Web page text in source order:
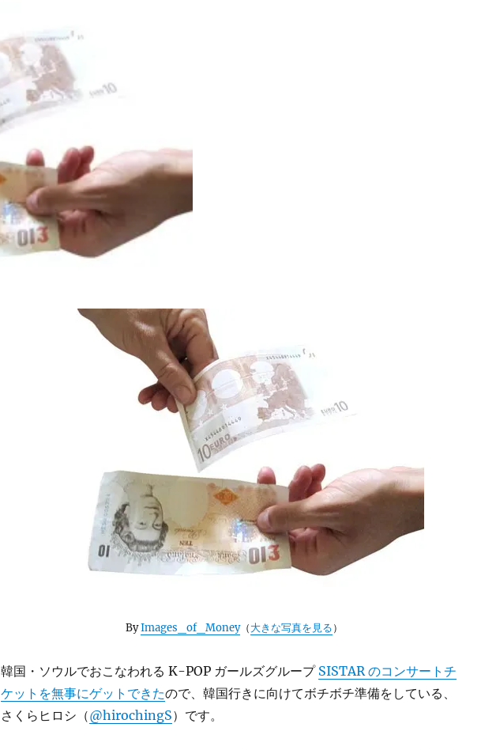
ByImages_of_Money（大きな写真を見る）
韓国・ソウルでおこなわれる K-POP ガールズグループ SISTAR のコンサートチ
ケットを無事にゲットできたので、韓国行きに向けてボチボチ準備をしている、
さくらヒロシ（@hirochingS）です。